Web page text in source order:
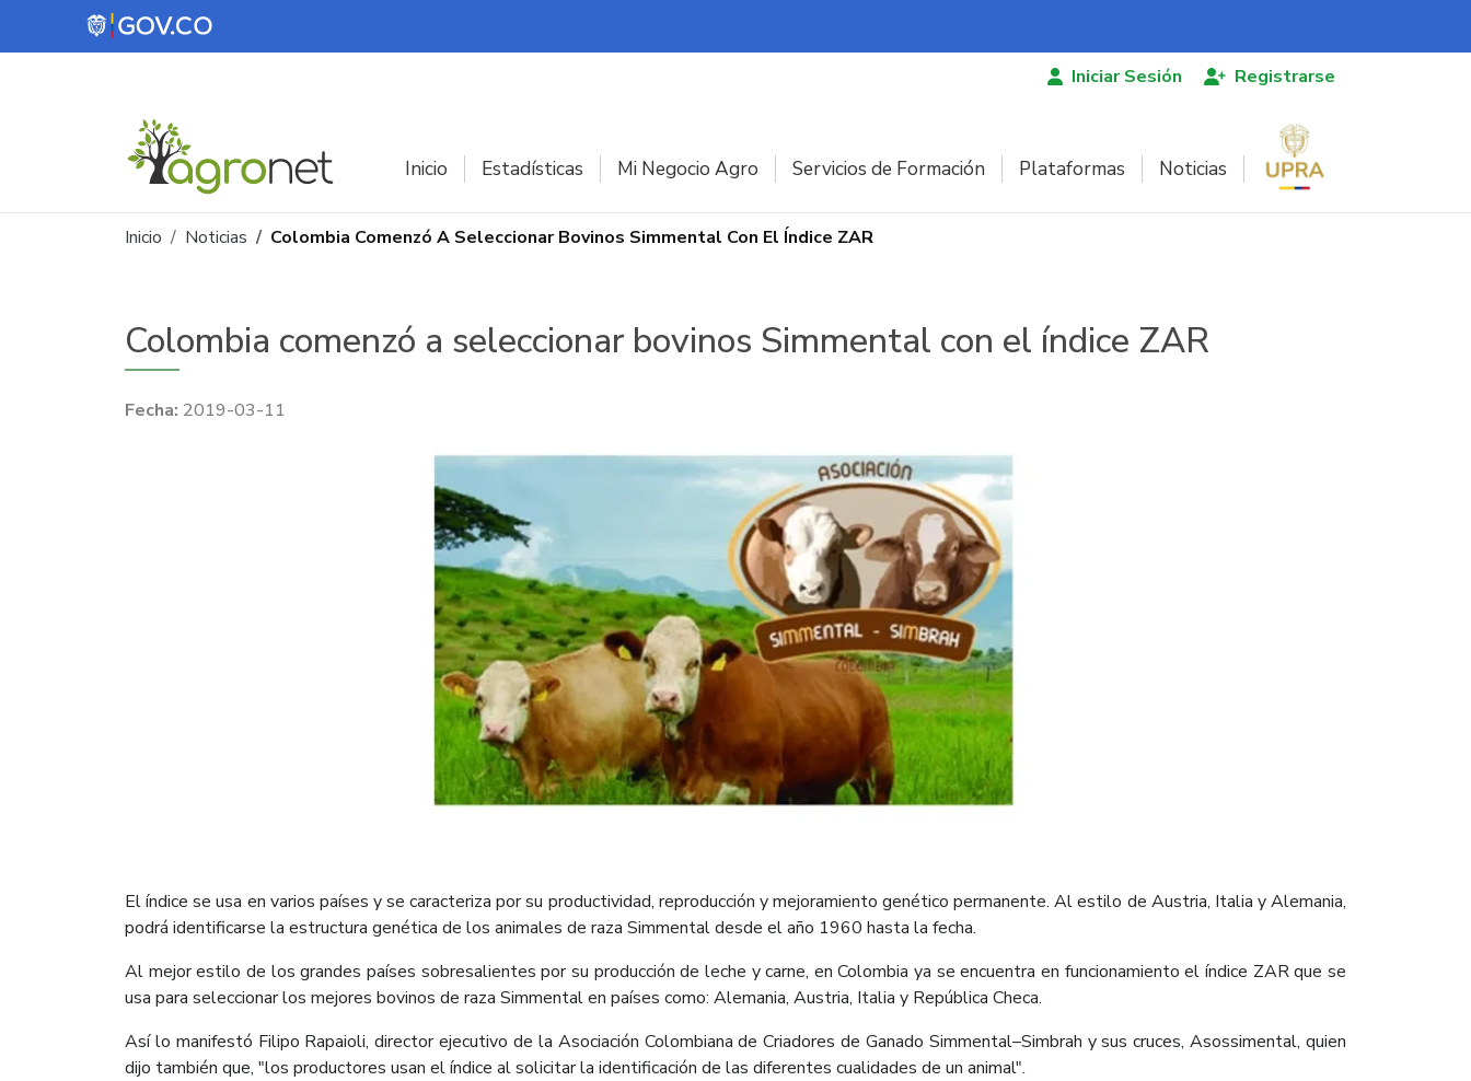
Pasar al contenido principal
Iniciar Sesión Registrarse
Inicio Estadísticas Mi Negocio Agro Servicios de Formación Plataformas Noticias
Ruta de navegación
Inicio Noticias Colombia Comenzó A Seleccionar Bovinos Simmental Con El Índice ZAR
Colombia comenzó a seleccionar bovinos Simmental con el índice ZAR
2019-03-11
El índice se usa en varios países y se caracteriza por su productividad, reproducción y mejoramiento genético permanente. Al estilo de Austria, Italia y Alemania,
podrá identificarse la estructura genética de los animales de raza Simmental desde el año 1960 hasta la fecha.
Al mejor estilo de los grandes países sobresalientes por su producción de leche y carne, en Colombia ya se encuentra en funcionamiento el índice ZAR que se
usa para seleccionar los mejores bovinos de raza Simmental en países como: Alemania, Austria, Italia y República Checa.
Así lo manifestó Filipo Rapaioli, director ejecutivo de la Asociación Colombiana de Criadores de Ganado Simmental–Simbrah y sus cruces, Asossimental, quien
dijo también que, "los productores usan el índice al solicitar la identificación de las diferentes cualidades de un animal".